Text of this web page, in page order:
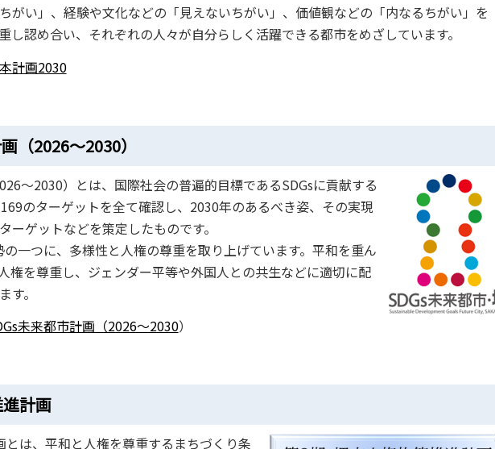
がい」、経験や文化などの「見えないちがい」、価値観などの「内なるちがい」を
し認め合い、それぞれの人々が自分らしく活躍できる都市をめざしています。
計画2030
（2026～2030）
～2030）とは、国際社会の普遍的目標であるSDGsに貢献する
のターゲットを全て確認し、2030年のあるべき姿、その実現
ーゲットなどを策定したものです。
一つに、多様性と人権の尊重を取り上げています。平和を重ん
権を尊重し、ジェンダー平等や外国人との共生などに適切に配
す。
未来都市計画（2026～2030）
計画
は、平和と人権を尊重するまちづくり条